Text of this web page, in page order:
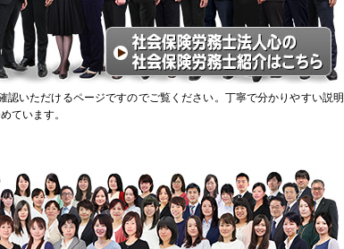
認いただけるページですのでご覧ください。丁寧で分かりやすい説明
ています。